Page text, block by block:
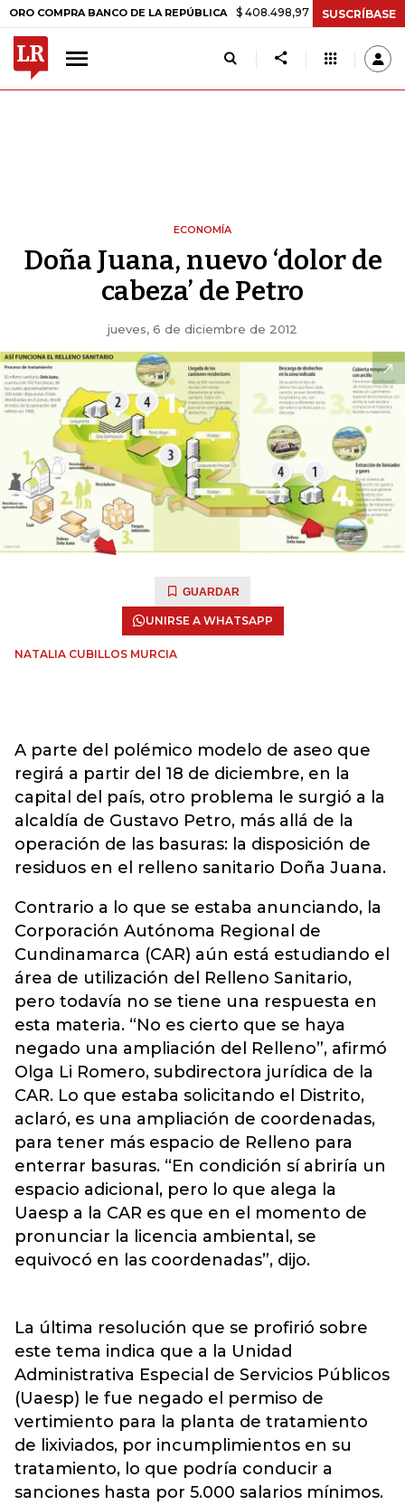
BANCO DE LA REPÚBLICA $ 408.498,97 +$ 8.753,81 +2,19%
SUSCRÍBASE
ECONOMÍA
Doña Juana, nuevo ‘dolor de
cabeza’ de Petro
jueves, 6 de diciembre de 2012
GUARDAR
UNIRSE A WHATSAPP
NATALIA CUBILLOS MURCIA
A parte del polémico modelo de aseo que
regirá a partir del 18 de diciembre, en la
capital del país, otro problema le surgió a la
alcaldía de Gustavo Petro, más allá de la
operación de las basuras: la disposición de
residuos en el relleno sanitario Doña Juana.
Contrario a lo que se estaba anunciando, la
Corporación Autónoma Regional de
Cundinamarca (CAR) aún está estudiando el
área de utilización del Relleno Sanitario,
pero todavía no se tiene una respuesta en
esta materia. “No es cierto que se haya
negado una ampliación del Relleno”, afirmó
Olga Li Romero, subdirectora jurídica de la
CAR. Lo que estaba solicitando el Distrito,
aclaró, es una ampliación de coordenadas,
para tener más espacio de Relleno para
enterrar basuras. “En condición sí abriría un
espacio adicional, pero lo que alega la
Uaesp a la CAR es que en el momento de
pronunciar la licencia ambiental, se
equivocó en las coordenadas”, dijo.
La última resolución que se profirió sobre
este tema indica que a la Unidad
Administrativa Especial de Servicios Públicos
(Uaesp) le fue negado el permiso de
vertimiento para la planta de tratamiento
de lixiviados, por incumplimientos en su
tratamiento, lo que podría conducir a
sanciones hasta por 5.000 salarios mínimos.